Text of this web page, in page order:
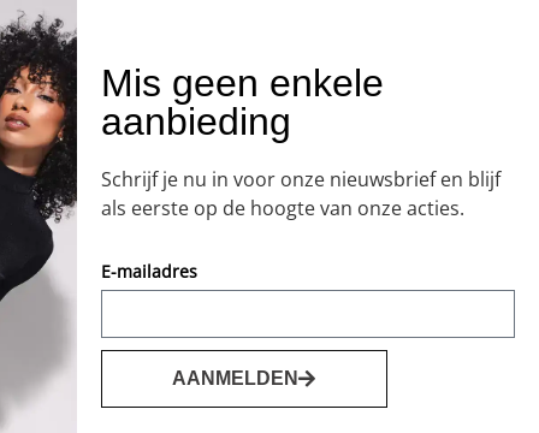
OVER ONS
Onze winkel
Koopzondagen
Mis geen enkele
aanbieding
Schrijf je nu in voor onze nieuwsbrief en blijf
als eerste op de hoogte van onze acties.
E-mailadres
AANMELDEN